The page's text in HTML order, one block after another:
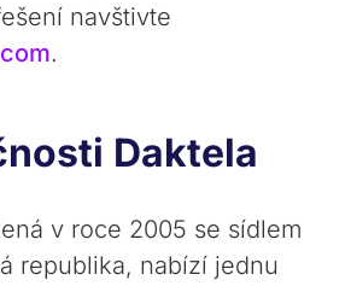
navštivte
.
Daktela
v roce 2005 se sídlem
republika, nabízí jednu